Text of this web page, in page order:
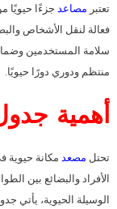
تعتبر مصاعدجزءًا حيويًا
فعالة لنقل الأشخاص
سلامة المستخدمين
منتظم ودوري دورًا حيويًا.
أهمية
تحتل مصعدمكانة حيوية
الأفراد والبضائع بين
الوسيلة الحيوية، يأتي